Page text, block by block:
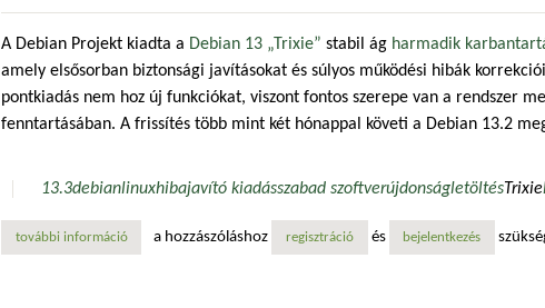
A Debian Projekt kiadta a Debian 13 „Trixie” stabil ág harmadik
amely elsősorban biztonsági javításokat és súlyos működési hibák
pontkiadás nem hoz új funkciókat, viszont fontos szerepe van a rendszer
fenntartásában. A frissítés több mint két hónappal követi a Debian 13.2
13.3debianlinuxhibajavító kiadásszabad szoftverújdonságletöltésTrixie
további információmegjelent a debian 13.3 „trixie”: 108 hibajavítás és 37 biztonsági
a hozzászóláshoz regisztráció és bejelentkezés